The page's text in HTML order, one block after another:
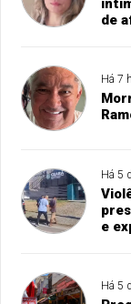
de
Há 7
Há 5
e
Há 5